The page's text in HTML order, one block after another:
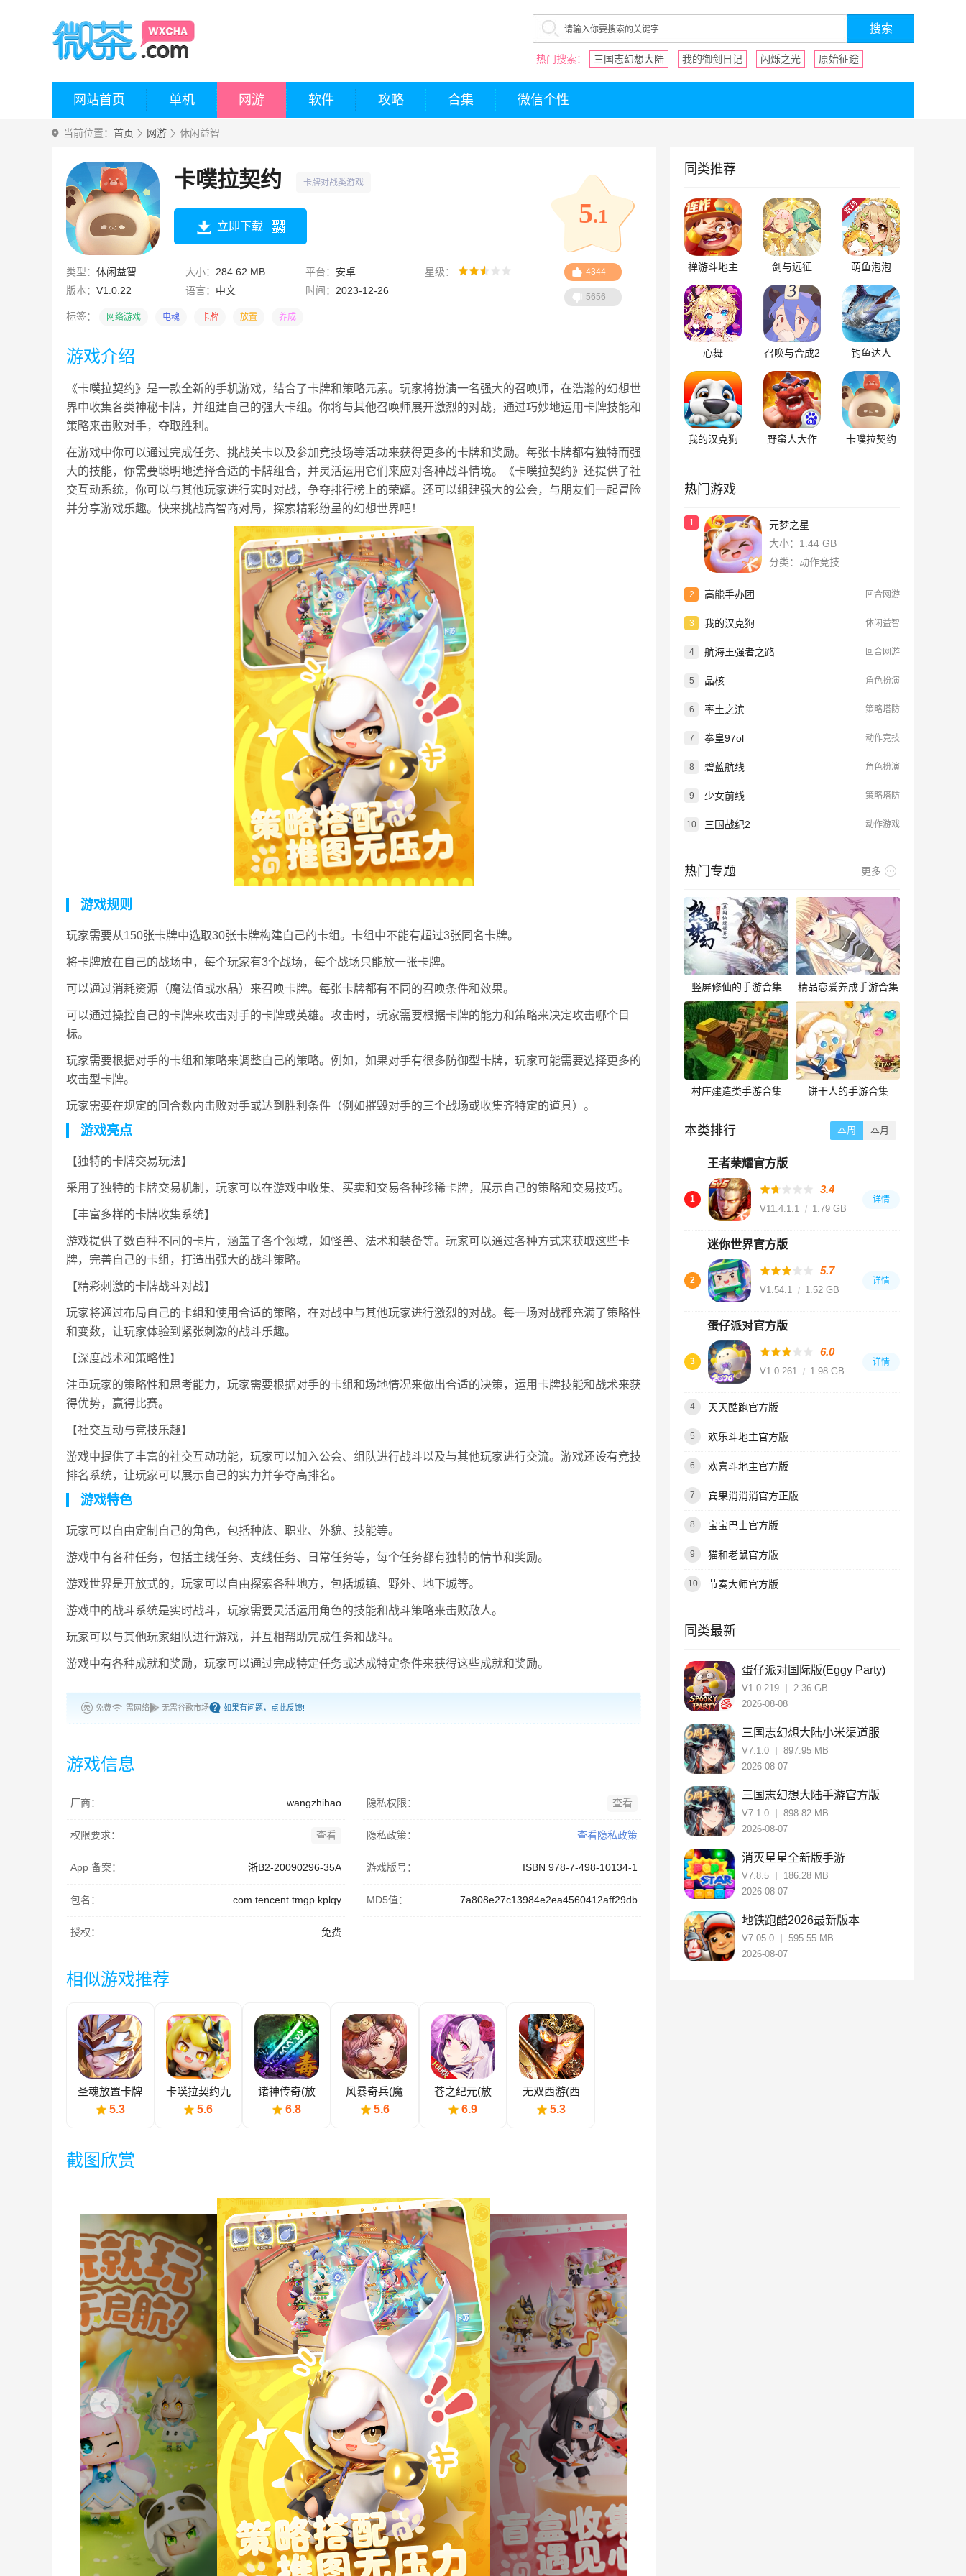
热门搜索： 三国志幻想大陆 我的御剑日记 闪烁之光 原始征途
网站首页 单机 网游 软件 攻略 合集 微信个性
当前位置： 首页 网游 休闲益智
卡噗拉契约 卡牌对战类游戏
立即下载
类型： 休闲益智 大小： 284.62 MB 平台： 安卓
星级：
版本： V1.0.22 语言： 中文 时间： 2023-12-26
标签： 网络游戏 电魂 卡牌 放置 养成
5.1
4344
5656
游戏介绍
《卡噗拉契约》是一款全新的手机游戏，结合了卡牌和策略元素。玩家将扮演一名强大的召唤师，在浩瀚的幻想世
界中收集各类神秘卡牌，并组建自己的强大卡组。你将与其他召唤师展开激烈的对战，通过巧妙地运用卡牌技能和
策略来击败对手，夺取胜利。
在游戏中你可以通过完成任务、挑战关卡以及参加竞技场等活动来获得更多的卡牌和奖励。每张卡牌都有独特而强
大的技能，你需要聪明地选择合适的卡牌组合，并灵活运用它们来应对各种战斗情境。《卡噗拉契约》还提供了社
交互动系统，你可以与其他玩家进行实时对战，争夺排行榜上的荣耀。还可以组建强大的公会，与朋友们一起冒险
并分享游戏乐趣。快来挑战高智商对局，探索精彩纷呈的幻想世界吧！
游戏规则
玩家需要从150张卡牌中选取30张卡牌构建自己的卡组。卡组中不能有超过3张同名卡牌。
将卡牌放在自己的战场中，每个玩家有3个战场，每个战场只能放一张卡牌。
可以通过消耗资源（魔法值或水晶）来召唤卡牌。每张卡牌都有不同的召唤条件和效果。
可以通过操控自己的卡牌来攻击对手的卡牌或英雄。攻击时，玩家需要根据卡牌的能力和策略来决定攻击哪个目
标。
玩家需要根据对手的卡组和策略来调整自己的策略。例如，如果对手有很多防御型卡牌，玩家可能需要选择更多的
攻击型卡牌。
玩家需要在规定的回合数内击败对手或达到胜利条件（例如摧毁对手的三个战场或收集齐特定的道具）。
游戏亮点
【独特的卡牌交易玩法】
采用了独特的卡牌交易机制，玩家可以在游戏中收集、买卖和交易各种珍稀卡牌，展示自己的策略和交易技巧。
【丰富多样的卡牌收集系统】
游戏提供了数百种不同的卡片，涵盖了各个领域，如怪兽、法术和装备等。玩家可以通过各种方式来获取这些卡
牌，完善自己的卡组，打造出强大的战斗策略。
【精彩刺激的卡牌战斗对战】
玩家将通过布局自己的卡组和使用合适的策略，在对战中与其他玩家进行激烈的对战。每一场对战都充满了策略性
和变数，让玩家体验到紧张刺激的战斗乐趣。
【深度战术和策略性】
注重玩家的策略性和思考能力，玩家需要根据对手的卡组和场地情况来做出合适的决策，运用卡牌技能和战术来获
得优势，赢得比赛。
【社交互动与竞技乐趣】
游戏中提供了丰富的社交互动功能，玩家可以加入公会、组队进行战斗以及与其他玩家进行交流。游戏还设有竞技
排名系统，让玩家可以展示自己的实力并争夺高排名。
游戏特色
玩家可以自由定制自己的角色，包括种族、职业、外貌、技能等。
游戏中有各种任务，包括主线任务、支线任务、日常任务等，每个任务都有独特的情节和奖励。
游戏世界是开放式的，玩家可以自由探索各种地方，包括城镇、野外、地下城等。
游戏中的战斗系统是实时战斗，玩家需要灵活运用角色的技能和战斗策略来击败敌人。
玩家可以与其他玩家组队进行游戏，并互相帮助完成任务和战斗。
游戏中有各种成就和奖励，玩家可以通过完成特定任务或达成特定条件来获得这些成就和奖励。
免费 需网络 无需谷歌市场 如果有问题，点此反馈!
游戏信息
厂商： wangzhihao 隐私权限： 查看
权限要求： 查看 隐私政策： 查看隐私政策
App 备案： 浙B2-20090296-35A 游戏版号： ISBN 978-7-498-10134-1
包名： com.tencent.tmgp.kplqy MD5值： 7a808e27c13984e2ea4560412aff29db
授权： 免费
相似游戏推荐
圣魂放置卡牌
5.3
卡噗拉契约九
游版
5.6
诸神传奇(放
置卡牌)
6.8
风暴奇兵(魔
幻放置卡牌)
5.6
苍之纪元(放
置卡牌)
6.9
无双西游(西
游放置卡牌)
5.3
截图欣赏
同类推荐
禅游斗地主 剑与远征 萌鱼泡泡
心舞 召唤与合成2 钓鱼达人
我的汉克狗
野蛮人大作
卡噗拉契约
热门游戏
1
元梦之星
大小：1.44 GB
分类：动作竞技
2 高能手办团 回合网游
3 我的汉克狗 休闲益智
4 航海王强者之路 回合网游
5 晶核 角色扮演
6 率土之滨 策略塔防
7 拳皇97ol 动作竞技
8 碧蓝航线 角色扮演
9 少女前线 策略塔防
10 三国战纪2 动作游戏
热门专题 更多
竖屏修仙的手游合集 精品恋爱养成手游合集
村庄建造类手游合集 饼干人的手游合集
本类排行 本周 本月
王者荣耀官方版
1
3.4
V11.4.1.1 1.79 GB
详情
迷你世界官方版
2
5.7
V1.54.1 1.52 GB
详情
蛋仔派对官方版
3
6.0
V1.0.261 1.98 GB
详情
4 天天酷跑官方版
5 欢乐斗地主官方版
6 欢喜斗地主官方版
7 宾果消消消官方正版
8 宝宝巴士官方版
9 猫和老鼠官方版
10 节奏大师官方版
同类最新
蛋仔派对国际版(Eggy Party)
V1.0.219
2.36 GB
2026-08-08
三国志幻想大陆小米渠道服
V7.1.0
897.95 MB
2026-08-07
三国志幻想大陆手游官方版
V7.1.0
898.82 MB
2026-08-07
消灭星星全新版手游
V7.8.5
186.28 MB
2026-08-07
地铁跑酷2026最新版本
V7.05.0
595.55 MB
2026-08-07